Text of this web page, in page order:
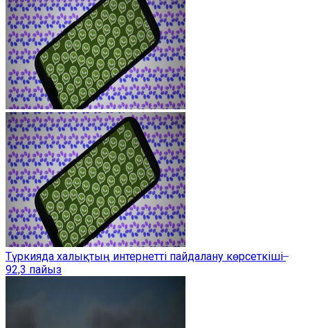
Түркияда халықтың интернетті пайдалану көрсеткіші ̶
92,3 пайыз